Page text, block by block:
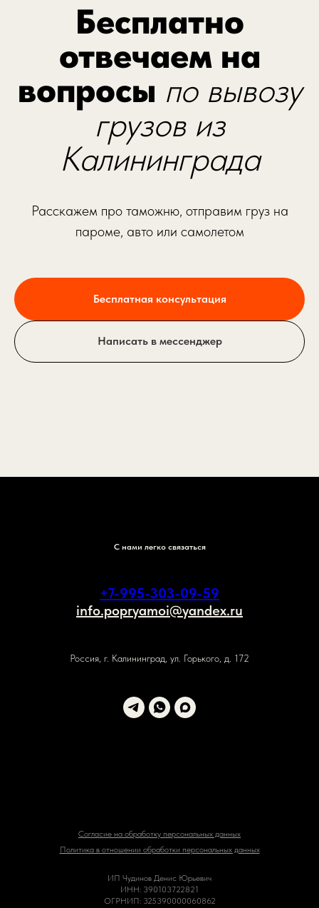
Бесплатно
отвечаем на
вопросы по вывозу
грузов из
Калининграда
Расскажем про таможню, отправим груз на
пароме, авто или самолетом
Бесплатная консультация
Написать в мессенджер
С нами легко связаться
+7-995-303-09-59
info.popryamoi@yandex.ru
Россия, г. Калининград, ул. Горького, д. 172
Согласие на обработку персональных данных
Политика в отношении обработки персональных данных
ИП Чудинов Денис Юрьевич
ИНН: 390103722821
ОГРНИП: 325390000060862